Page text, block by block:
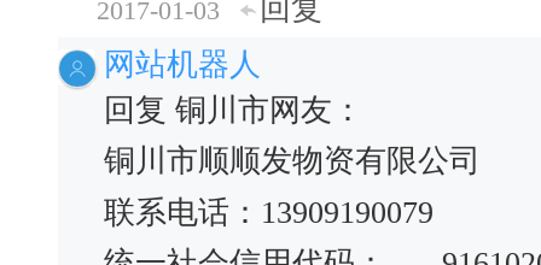
2017-01-03
回复
网站机器人
回复 铜川市网友：
铜川市顺顺发物资有限公司
联系电话：13909190079